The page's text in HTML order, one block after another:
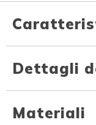
Dettagli
Materiali